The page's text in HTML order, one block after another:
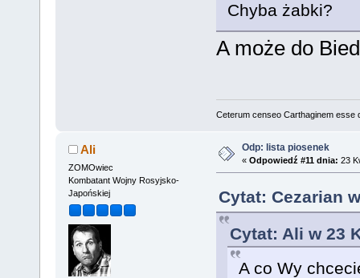
Chyba żabki?
A może do
Ceterum censeo Carthaginem esse
Ali
ZOMOwiec
Kombatant Wojny Rosyjsko-
Japońskiej
Odp: lista piosenek
« Odpowiedź #11 dnia: 23
Cytat: Cezarian
Cytat: Ali w 23
A co Wy